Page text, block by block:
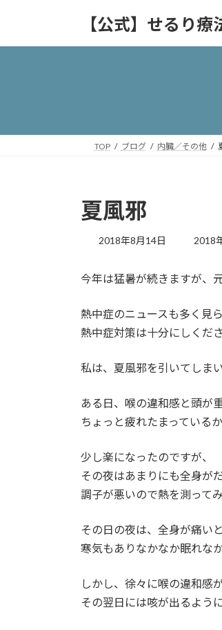
【公式】せるり
TOP ブログ 内臓／その他
夏風邪
2018年8月14日
最
新
時
:
2018
今年は猛暑が続きますが、
熱中症のニュースも多く見
熱中症対策は十分にしくださ
私は、夏風邪を引いてしま
ある日、喉の違和感と頭が
ちょっと疲れたまっている
少し楽になったのですが、
その夜はあまりにも全身がだ
調子が悪いので熱を測って
その日の夜は、全身が痛い
寒気もありなかなか眠れな
しかし、徐々に喉の違和感
その翌日には咳が出るよう